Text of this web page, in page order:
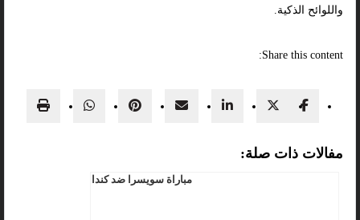
واللوائح الذكية.
Share this content:
مفالات ذات صلة:
مباراة سويسرا ضد كندا